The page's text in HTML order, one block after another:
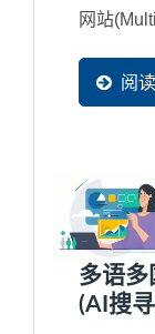
网站
阅
多语多
(AI搜